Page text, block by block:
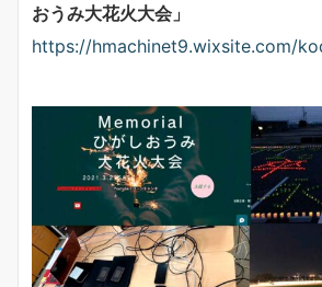
おうみ大花火大会」
https://hmachinet9.wixsite.com/